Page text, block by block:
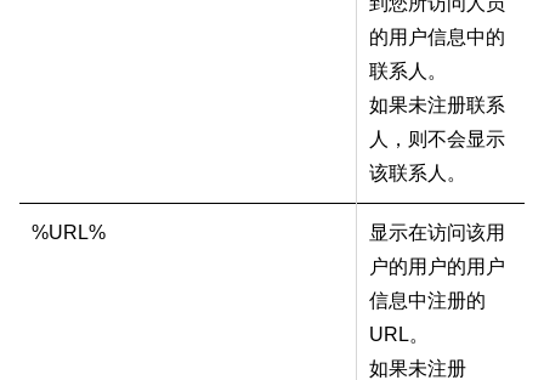
的用户信息中的
联系人。
如果未注册联系
人，则不会显示
该联系人。
%URL%
显示在访问该用
户的用户的用户
信息中注册的
URL。
如果未注册